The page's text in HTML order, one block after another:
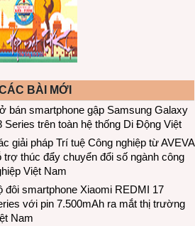
BÀI MỚI
bán smartphone gập Samsung Galaxy
Series trên toàn hệ thống Di Động Việt
giải pháp Trí tuệ Công nghiệp từ AVEVA
trợ thúc đẩy chuyển đổi số ngành công
Việt Nam
đôi smartphone Xiaomi REDMI 17
với pin 7.500mAh ra mắt thị trường
Nam